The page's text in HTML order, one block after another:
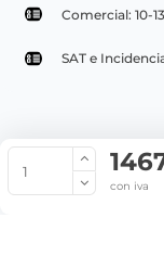
con iva
Comercial: 10-
SAT e
© Copyright 2022
Condiciones